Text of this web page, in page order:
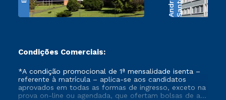
S
a
n
t
o
s
A
n
d
r
a
d
Condições Comerciais:
*A condição promocional de 1ª mensalidade isenta –
referente à matrícula – aplica-se aos candidatos
aprovados em todas as formas de ingresso, exceto na
prova on-line ou agendada, que ofertam bolsas de até